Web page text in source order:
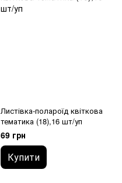
Листівка-полароїд квіткова
тематика (18),16 шт/уп
69 грн
Купити